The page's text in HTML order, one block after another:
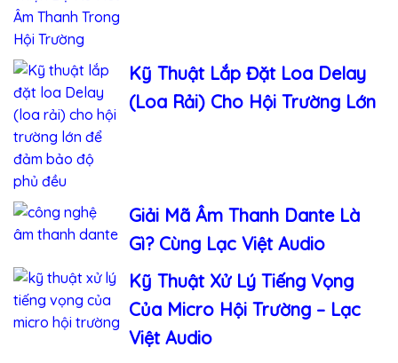
Kỹ Thuật Lắp Đặt Loa Delay
(Loa Rải) Cho Hội Trường Lớn
Giải Mã Âm Thanh Dante Là
Gì? Cùng Lạc Việt Audio
Kỹ Thuật Xử Lý Tiếng Vọng
Của Micro Hội Trường – Lạc
Việt Audio